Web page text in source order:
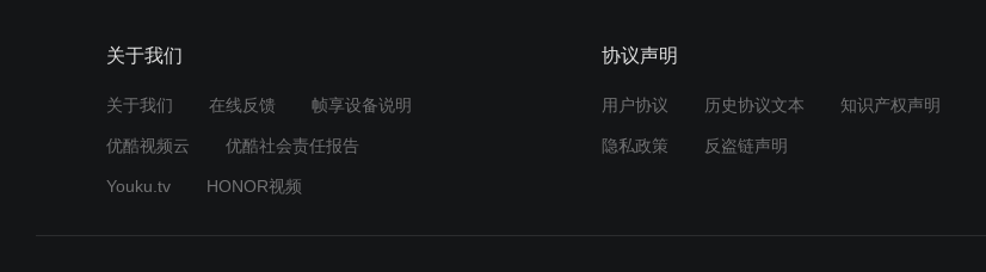
关于我们
关于我们 在线反馈 帧享设备说明
优酷视频云 优酷社会责任报告
Youku.tv HONOR视频
协议声明
用户协议 历史协议文本 知识产权声明
隐私政策 反盗链声明